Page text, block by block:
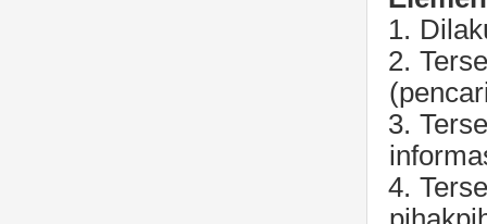
1.
2.
3.
4.